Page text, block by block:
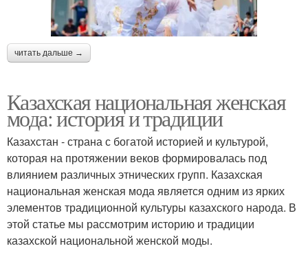
читать дальше →
Казахская национальная женская
мода: история и традиции
Казахстан - страна с богатой историей и культурой,
которая на протяжении веков формировалась под
влиянием различных этнических групп. Казахская
национальная женская мода является одним из ярких
элементов традиционной культуры казахского народа. В
этой статье мы рассмотрим историю и традиции
казахской национальной женской моды.